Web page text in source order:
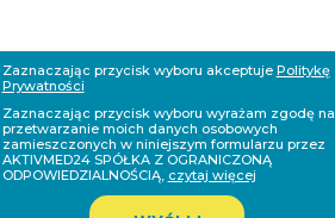
Zaznaczając przycisk wyboru akceptuje Politykę
Prywatności
Zaznaczając przycisk wyboru wyrażam zgodę na
przetwarzanie moich danych osobowych
zamieszczonych w niniejszym formularzu przez
AKTIVMED24 SPÓŁKA Z OGRANICZONĄ
ODPOWIEDZIALNOŚCIĄ, czytaj więcej